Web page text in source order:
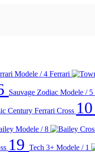
Modele / 4 Ferrari
Sauvage Zodiac Modele / 5
10
Modele / 8
19 Tech 3+ Modele / 1